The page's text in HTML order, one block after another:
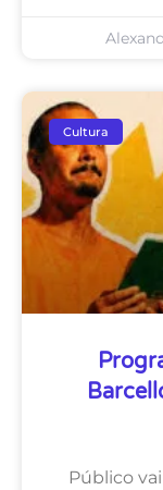
Cultura
Público